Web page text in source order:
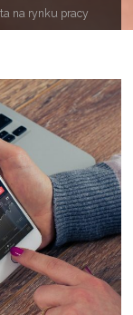
na rynku pracy